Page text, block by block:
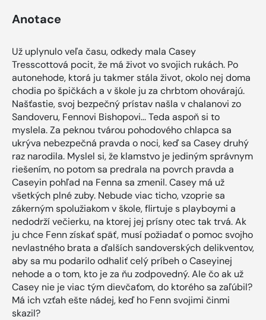
Anotace
Už uplynulo veľa času, odkedy mala Casey
Tresscottová pocit, že má život vo svojich rukách. Po
autonehode, ktorá ju takmer stála život, okolo nej doma
chodia po špičkách a v škole ju za chrbtom ohovárajú.
Našťastie, svoj bezpečný prístav našla v chalanovi zo
Sandoveru, Fennovi Bishopovi... Teda aspoň si to
myslela. Za peknou tvárou pohodového chlapca sa
ukrýva nebezpečná pravda o noci, keď sa Casey druhý
raz narodila. Myslel si, že klamstvo je jediným správnym
riešením, no potom sa predrala na povrch pravda a
Caseyin pohľad na Fenna sa zmenil. Casey má už
všetkých plné zuby. Nebude viac ticho, vzoprie sa
zákerným spolužiakom v škole, flirtuje s playboymi a
nedodrží večierku, na ktorej jej prísny otec tak trvá. Ak
ju chce Fenn získať späť, musí požiadať o pomoc svojho
nevlastného brata a ďalších sandoverských delikventov,
aby sa mu podarilo odhaliť celý príbeh o Caseyinej
nehode a o tom, kto je za ňu zodpovedný. Ale čo ak už
Casey nie je viac tým dievčaťom, do ktorého sa zaľúbil?
Má ich vzťah ešte nádej, keď ho Fenn svojimi činmi
skazil?